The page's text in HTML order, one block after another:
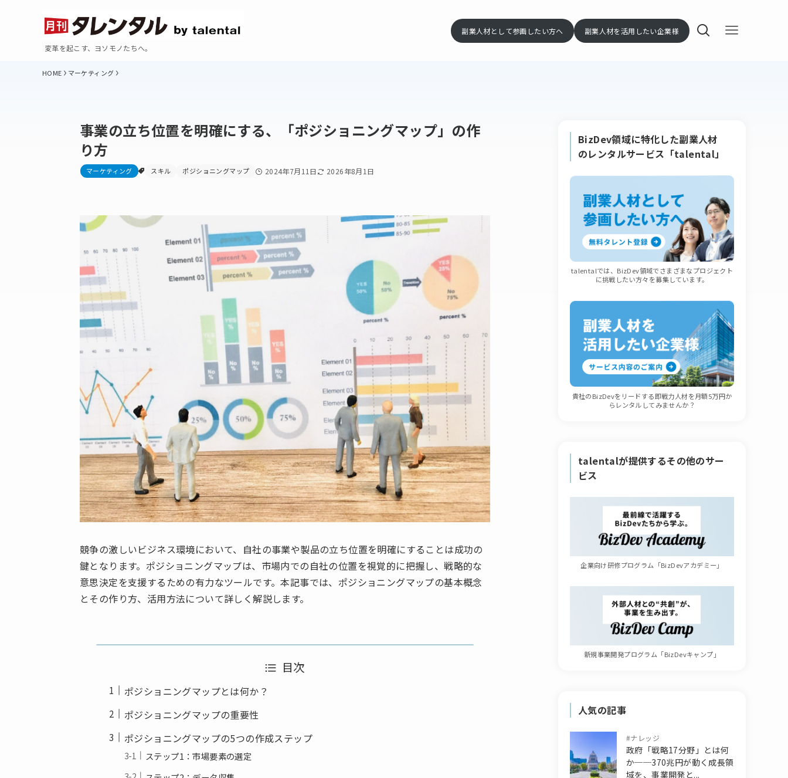
変革を起こす、ヨソモノたちへ。
副業人材として参画したい方へ 副業人材を活用したい企業様
マーケティング
事業の立ち位置を明確にする、「ポジショニングマップ」の作
り方
マーケティング スキル ポジショニングマップ 2024年7月11日 2026年8月1日
競争の激しいビジネス環境において、自社の事業や製品の立ち位置を明確にすることは成功の
鍵となります。ポジショニングマップは、市場内での自社の位置を視覚的に把握し、戦略的な
意思決定を支援するための有力なツールです。本記事では、ポジショニングマップの基本概念
とその作り方、活用方法について詳しく解説します。
目次
ポジショニングマップとは何か？
ポジショニングマップの重要性
ポジショニングマップの5つの作成ステップ
ステップ1：市場要素の選定
BizDev領域に特化した副業人材
のレンタルサービス「talental」
talentalでは、BizDev領域でさまざまなプロジェクト
に挑戦したい方々を募集しています。
貴社のBizDevをリードする即戦力人材を月額5万円か
らレンタルしてみませんか？
talentalが提供するその他のサー
ビス
企業向け研修プログラム「BizDevアカデミー」
新規事業開発プログラム「BizDevキャンプ」
人気の記事
#ナレッジ
政府「戦略17分野」とは何
か──370兆円が動く成長領
域を、事業開発と...